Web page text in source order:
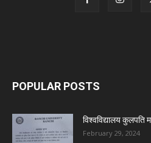
POPULAR POSTS
विश्वविद्यालय
February 29, 2024